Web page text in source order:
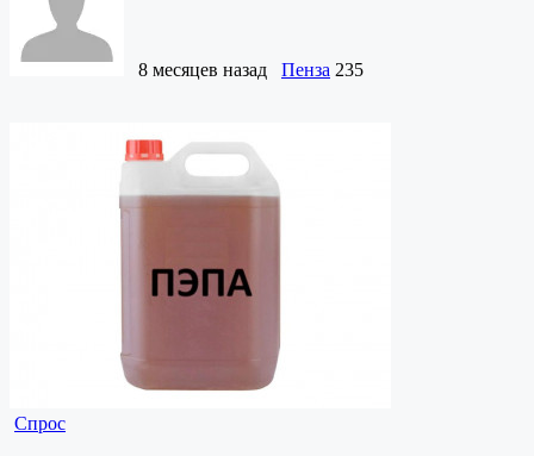
8 месяцев назад Пенза 235
Спрос